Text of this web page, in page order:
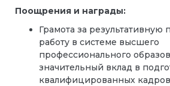
Поощрения и награды:
Грамота за результативную
работу в системе высшего
профессионального
значительный вклад в
квалифицированных